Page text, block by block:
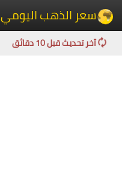
سعر الذهب اليومي
آخر تحديث قبل 10 دقائق